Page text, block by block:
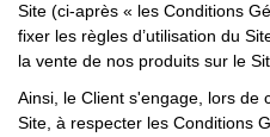
Site (ci-après « les Conditions
fixer les règles d’utilisation du
la vente de nos produits sur le
Ainsi, le Client s'engage, lors de
Site, à respecter les Conditions